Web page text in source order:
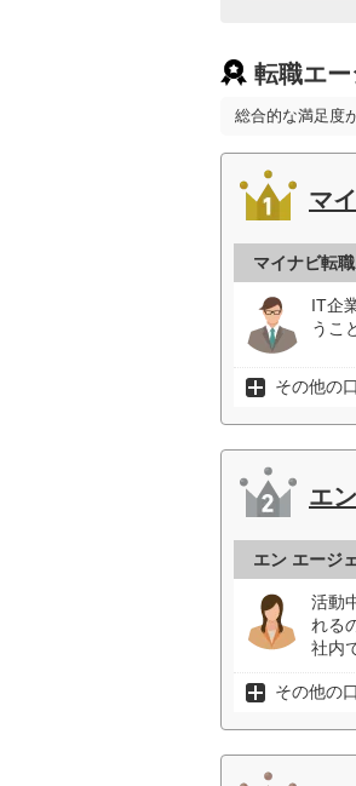
転職エ
総合的な満足度
マ
マイナビ転
IT企
うこ
その他の
エ
エン エージ
活動
れる
社内
その他の